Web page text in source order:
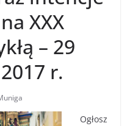
XXX
– 29
r.
Ogłosz